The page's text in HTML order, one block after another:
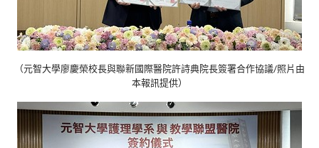
（元智大學廖慶榮校長與聯新國際醫院許詩典院長簽署合作協議/照片由
本報訊提供）